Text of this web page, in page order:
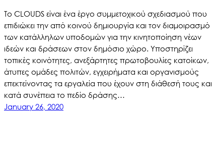
Το CLOUDS είναι ένα έργο συμμετοχικού σχεδιασμού που
επιδιώκει την από κοινού δημιουργία και τον διαμοιρασμό
των κατάλληλων υποδομών για την κινητοποίηση νέων
ιδεών και δράσεων στον δημόσιο χώρο. Υποστηρίζει
τοπικές κοινότητες, ανεξάρτητες πρωτοβουλίες κατοίκων,
άτυπες ομάδες πολιτών, εγχειρήματα και οργανισμούς
επεκτείνοντας τα εργαλεία που έχουν στη διάθεσή τους και
κατά συνέπεια το πεδίο δράσης…
January 26, 2020